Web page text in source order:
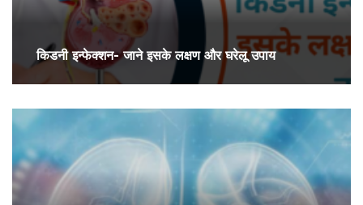
किडनी इन्फेक्शन- जाने इसके लक्षण और घरेलू उपाय